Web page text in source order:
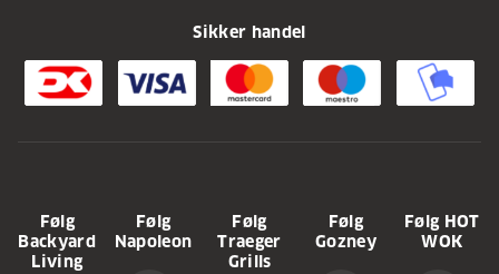
Sikker handel
Følg
Backyard
Living
Følg
Napoleon
Følg
Traeger
Grills
Følg
Gozney
Følg HOT
WOK